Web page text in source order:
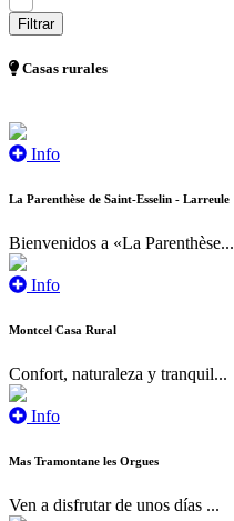
Casas rurales
Info
La Parenthèse de Saint-Esselin - Larreule
Bienvenidos a «La Parenthèse...
Info
Montcel Casa Rural
Confort, naturaleza y tranquil...
Info
Mas Tramontane les Orgues
Ven a disfrutar de unos días ...